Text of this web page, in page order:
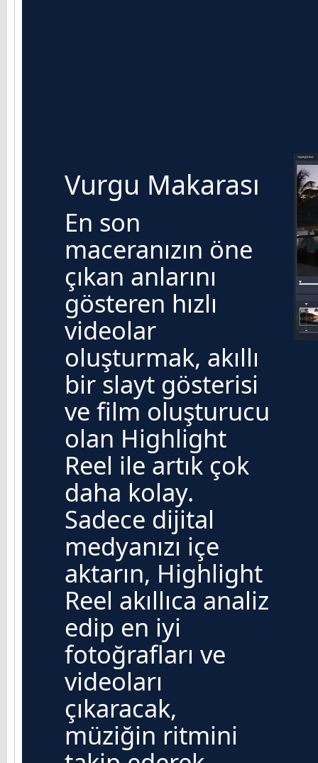
Vurgu Makarası
En son
maceranızın öne
çıkan anlarını
gösteren hızlı
videolar
oluşturmak, akıllı
bir slayt gösterisi
ve film oluşturucu
olan Highlight
Reel ile artık çok
daha kolay.
Sadece dijital
medyanızı içe
aktarın, Highlight
Reel akıllıca analiz
edip en iyi
fotoğrafları ve
videoları
çıkaracak,
müziğin ritmini